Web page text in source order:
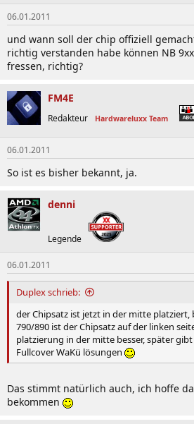
06.01.2011
und wann soll der chip offiziell
richtig verstanden habe können NB
fressen, richtig?
FM4E
Redakteur Hardwareluxx Team
06.01.2011
So ist es bisher bekannt, ja.
denni
Legende
06.01.2011
Duplex schrieb:
der Chipsatz ist jetzt in der mitte
790/890 ist der Chipsatz auf der linken
platzierung in der mitte besser, später
Fullcover WaKü lösungen
Das stimmt natürlich auch, ich hoffe
bekommen